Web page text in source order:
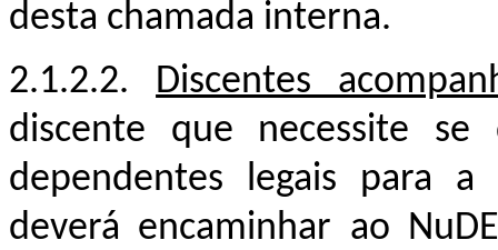
desta chamada interna.
2.1.2.2. Discentes
discente que necessite
dependentes legais para
deverá encaminhar ao